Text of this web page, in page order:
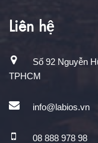
Liên hệ
Số 92 Nguyễn
TPHCM
info@labios.vn
08 888 978 98